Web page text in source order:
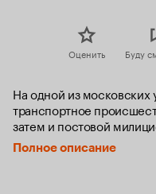
Оценить Буду
На одной из
транспортное
затем и постовой
машину. Женщина без
обнаружено, а постовой
Полное описание